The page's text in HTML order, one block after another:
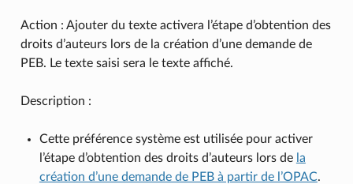
Action : Ajouter du texte activera l’étape d’obtention des
droits d’auteurs lors de la création d’une demande de
PEB. Le texte saisi sera le texte affiché.
Description :
Cette préférence système est utilisée pour activer
l’étape d’obtention des droits d’auteurs lors de la
création d’une demande de PEB à partir de l’OPAC.